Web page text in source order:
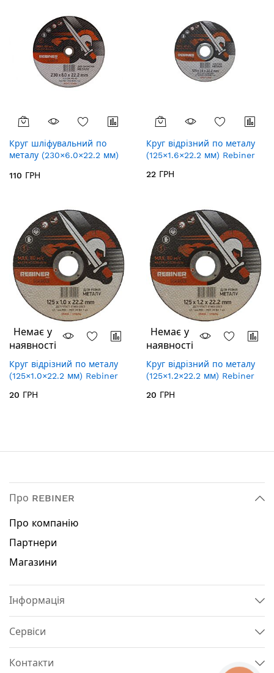
Круг шліфувальний по
металу (230×6.0×22.2 мм)
110 ГРН
Круг відрізний по металу
(125×1.6×22.2 мм) Rebiner
22 ГРН
Немає у
наявності
Круг відрізний по металу
(125×1.0×22.2 мм) Rebiner
20 ГРН
Немає у
наявності
Круг відрізний по металу
(125×1.2×22.2 мм) Rebiner
20 ГРН
Про REBINER
Про компанію
Партнери
Магазини
Інформація
Сервіси
Контакти